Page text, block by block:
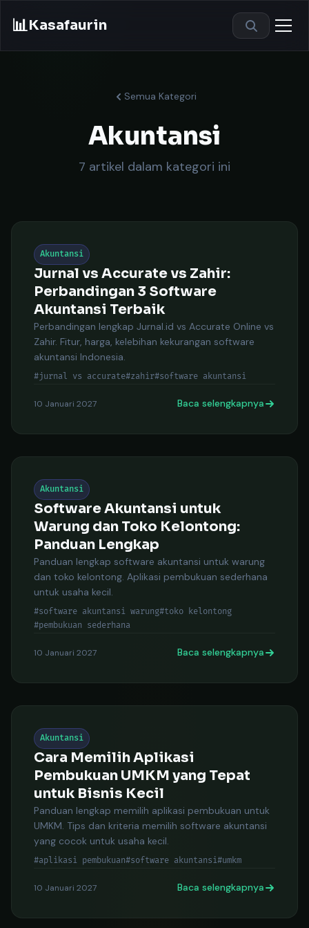
📊Kasafaurin
Semua Kategori
Akuntansi
7 artikel dalam kategori ini
Akuntansi
Jurnal vs Accurate vs Zahir:
Perbandingan 3 Software
Akuntansi Terbaik
Perbandingan lengkap Jurnal.id vs Accurate Online vs
Zahir. Fitur, harga, kelebihan kekurangan software
akuntansi Indonesia.
#jurnal vs accurate#zahir#software akuntansi
10 Januari 2027 Baca selengkapnya
Akuntansi
Software Akuntansi untuk
Warung dan Toko Kelontong:
Panduan Lengkap
Panduan lengkap software akuntansi untuk warung
dan toko kelontong. Aplikasi pembukuan sederhana
untuk usaha kecil.
#software akuntansi warung#toko kelontong
#pembukuan sederhana
10 Januari 2027 Baca selengkapnya
Akuntansi
Cara Memilih Aplikasi
Pembukuan UMKM yang Tepat
untuk Bisnis Kecil
Panduan lengkap memilih aplikasi pembukuan untuk
UMKM. Tips dan kriteria memilih software akuntansi
yang cocok untuk usaha kecil.
#aplikasi pembukuan#software akuntansi#umkm
10 Januari 2027 Baca selengkapnya